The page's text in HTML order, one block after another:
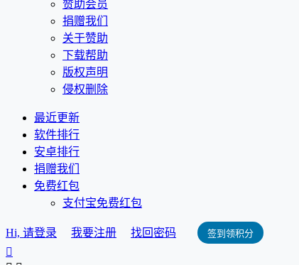
赞助会员
捐赠我们
关于赞助
下载帮助
版权声明
侵权删除
最近更新
软件排行
安卓排行
捐赠我们
免费红包
支付宝免费红包
Hi, 请登录 我要注册 找回密码 签到领积分
